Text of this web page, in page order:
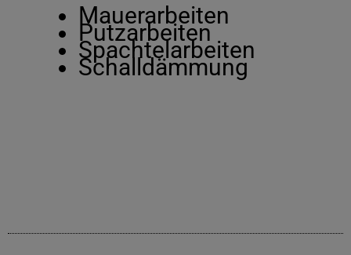
Mauerarbeiten
Putzarbeiten
Spachtelarbeiten
Schalldämmung